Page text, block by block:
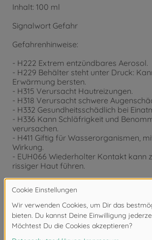
Inhalt: 100 ml
Signalwort Gefahr
Gefahrenhinweise:
- H222 Extrem entzündbares Aerosol.
- H229 Behälter steht unter Druck:
Erwärmung bersten.
- H315 Verursacht Hautreizungen.
- H318 Verursacht schwere
- H332 Gesundheitsschädlich bei
- H336 Kann Schläfrigkeit und
verursachen.
- H411 Giftig für Wasserorganismen,
Wirkung.
- EUH066 Wiederholter Kontakt kann
rissiger Haut führen.
Tamiya TS-Farbspray
TS-34 Camelgelb glänzend
Inhalt: 100 ml